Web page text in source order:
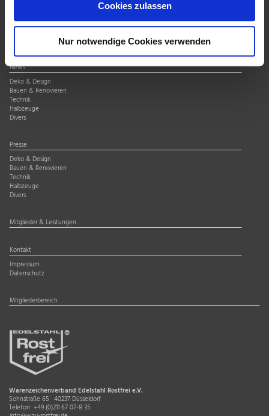
Cookies zulassen
Nur notwendige Cookies verwenden
Verband
Qualitätssiegel
News
Deko & Design
Bauen & Renovieren
Technik
Halbzeuge
Divers
Presse
Deko & Design
Bauen & Renovieren
Technik
Halbzeuge
Divers
Mitglieder & Leistungen
Kontakt
Impressum
Datenschutz
Mitgliederbereich
Warenzeichenverband Edelstahl Rostfrei e.V.
Sohnstraße 65 · 40237 Düsseldorf
Telefon: +49 (0)211 67 07-8 35